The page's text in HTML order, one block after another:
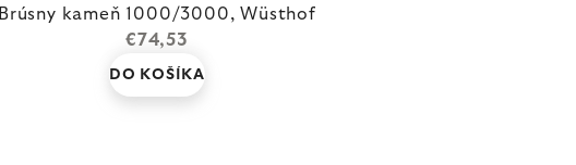
Brúsny kameň 1000/3000, Wüsthof
€74,53
DO KOŠÍKA